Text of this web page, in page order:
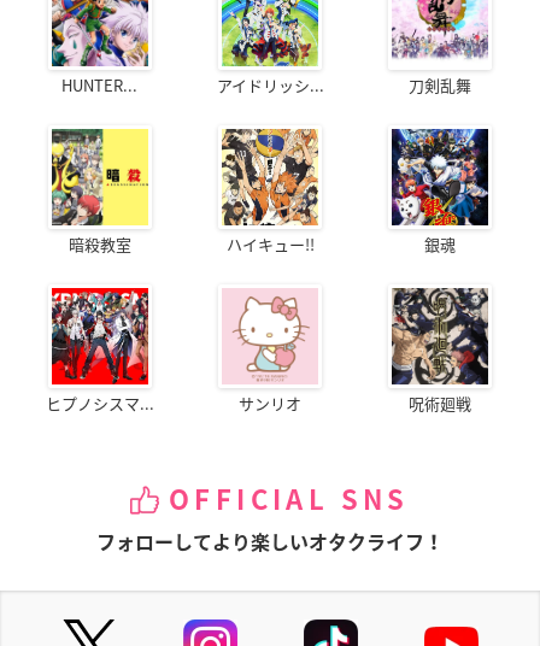
HUNTER... アイドリッシ... 刀剣乱舞
暗殺教室 ハイキュー!! 銀魂
ヒプノシスマ... サンリオ 呪術廻戦
OFFICIAL SNS
フォローしてより楽しいオタクライフ！